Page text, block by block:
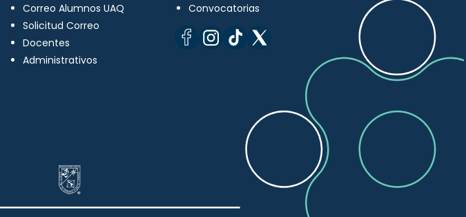
Correo Alumnos UAQ
Solicitud Correo
Docentes
Administrativos
Convocatorias